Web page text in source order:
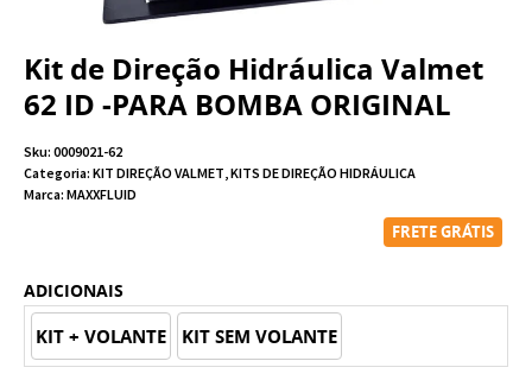
Kit de Direção Hidráulica Valmet
62 ID -PARA BOMBA ORIGINAL
Sku: 0009021-62
Categoria: KIT DIREÇÃO VALMET,KITS DE DIREÇÃO HIDRÁULICA
Marca: MAXXFLUID
FRETE GRÁTIS
ADICIONAIS
KIT + VOLANTE KIT SEM VOLANTE